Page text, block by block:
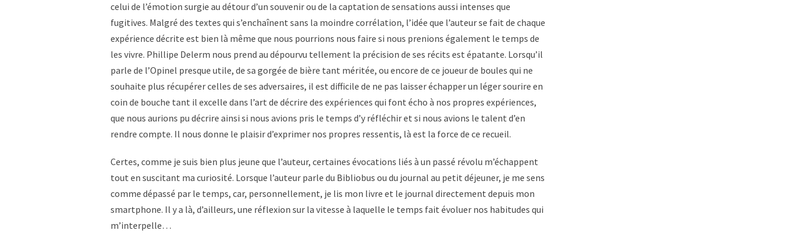
celui de l’émotion surgie au détour d’un souvenir ou de la captation de sensations aussi intenses que
fugitives. Malgré des textes qui s’enchaînent sans la moindre corrélation, l’idée que l’auteur se fait de chaque
expérience décrite est bien là même que nous pourrions nous faire si nous prenions également le temps de
les vivre. Phillipe Delerm nous prend au dépourvu tellement la précision de ses récits est épatante. Lorsqu’il
parle de l’Opinel presque utile, de sa gorgée de bière tant méritée, ou encore de ce joueur de boules qui ne
souhaite plus récupérer celles de ses adversaires, il est difficile de ne pas laisser échapper un léger sourire en
coin de bouche tant il excelle dans l’art de décrire des expériences qui font écho à nos propres expériences,
que nous aurions pu décrire ainsi si nous avions pris le temps d’y réfléchir et si nous avions le talent d’en
rendre compte. Il nous donne le plaisir d’exprimer nos propres ressentis, là est la force de ce recueil.
Certes, comme je suis bien plus jeune que l’auteur, certaines évocations liés à un passé révolu m’échappent
tout en suscitant ma curiosité. Lorsque l’auteur parle du Bibliobus ou du journal au petit déjeuner, je me sens
comme dépassé par le temps, car, personnellement, je lis mon livre et le journal directement depuis mon
smartphone. Il y a là, d’ailleurs, une réflexion sur la vitesse à laquelle le temps fait évoluer nos habitudes qui
m’interpelle…